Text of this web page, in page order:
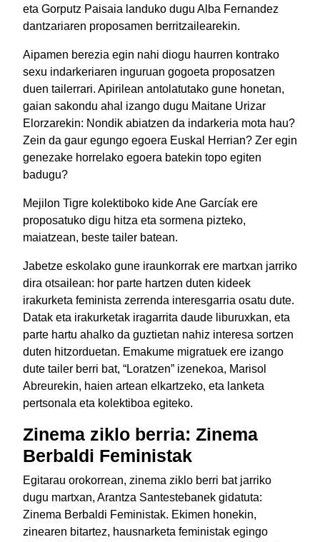
eta Gorputz Paisaia landuko dugu Alba Fernandez
dantzariaren proposamen berritzailearekin.
Aipamen berezia egin nahi diogu haurren kontrako
sexu indarkeriaren inguruan gogoeta proposatzen
duen tailerrari. Apirilean antolatutako gune honetan,
gaian sakondu ahal izango dugu Maitane Urizar
Elorzarekin: Nondik abiatzen da indarkeria mota hau?
Zein da gaur egungo egoera Euskal Herrian? Zer egin
genezake horrelako egoera batekin topo egiten
badugu?
Mejilon Tigre kolektiboko kide Ane Garcíak ere
proposatuko digu hitza eta sormena pizteko,
maiatzean, beste tailer batean.
Jabetze eskolako gune iraunkorrak ere martxan jarriko
dira otsailean: hor parte hartzen duten kideek
irakurketa feminista zerrenda interesgarria osatu dute.
Datak eta irakurketak iragarrita daude liburuxkan, eta
parte hartu ahalko da guztietan nahiz interesa sortzen
duten hitzorduetan. Emakume migratuek ere izango
dute tailer berri bat, “Loratzen” izenekoa, Marisol
Abreurekin, haien artean elkartzeko, eta lanketa
pertsonala eta kolektiboa egiteko.
Zinema ziklo berria: Zinema
Berbaldi Feministak
Egitarau orokorrean, zinema ziklo berri bat jarriko
dugu martxan, Arantza Santestebanek gidatuta:
Zinema Berbaldi Feministak. Ekimen honekin,
zinearen bitartez, hausnarketa feministak egingo